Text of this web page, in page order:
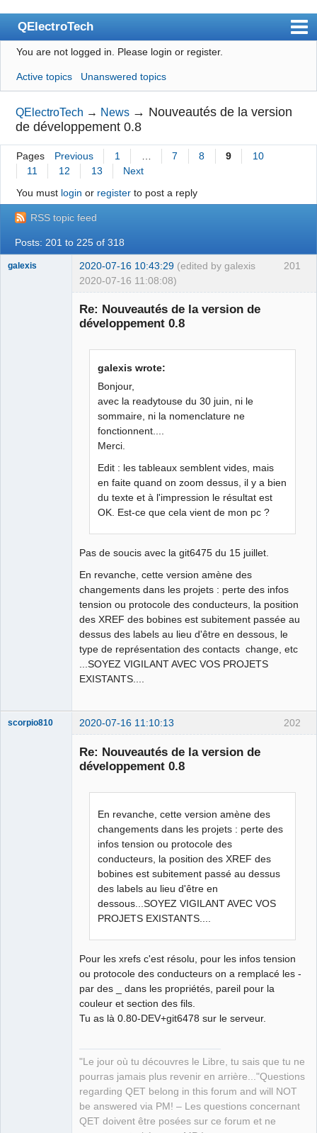
QElectroTech
Index
User list
Search
Register
Login
Wiki
BugTracker
Videos
Manual 0.9
Manual 0.8_cs
Google_Search
You are not logged in. Please login or register.
Active topics Unanswered topics
QElectroTech → News → Nouveautés de la version
de développement 0.8
Pages Previous 1 7 8 9
10
11
12 13
Next
You must login or registerto post a reply
RSS topic feed
Posts: 201 to 225 of 318
201
galexis 2020-07-16 10:43:29 (edited by galexis
2020-07-16 11:08:08)
Re: Nouveautés de la version de
développement 0.8
galexis wrote:
Bonjour,
avec la readytouse du 30 juin, ni le
sommaire, ni la nomenclature ne
fonctionnent....
Merci.
Edit : les tableaux semblent vides, mais
en faite quand on zoom dessus, il y a bien
du texte et à l'impression le résultat est
OK. Est-ce que cela vient de mon pc ?
Pas de soucis avec la git6475 du 15 juillet.
En revanche, cette version amène des
changements dans les projets : perte des infos
tension ou protocole des conducteurs, la position
des XREF des bobines est subitement passée au
dessus des labels au lieu d'être en dessous, le
type de représentation des contacts change, etc
...SOYEZ VIGILANT AVEC VOS PROJETS
EXISTANTS....
202
scorpio810 2020-07-16 11:10:13
Re: Nouveautés de la version de
développement 0.8
En revanche, cette version amène des
changements dans les projets : perte des
infos tension ou protocole des
conducteurs, la position des XREF des
bobines est subitement passé au dessus
des labels au lieu d'être en
dessous...SOYEZ VIGILANT AVEC VOS
PROJETS EXISTANTS....
Pour les xrefs c'est résolu, pour les infos tension
ou protocole des conducteurs on a remplacé les -
par des _ dans les propriétés, pareil pour la
couleur et section des fils.
Tu as là 0.80-DEV+git6478 sur le serveur.
"Le jour où tu découvres le Libre, tu sais que tu ne
pourras jamais plus revenir en arrière..."Questions
regarding QET belong in this forum and will NOT
be answered via PM! – Les questions concernant
QET doivent être posées sur ce forum et ne